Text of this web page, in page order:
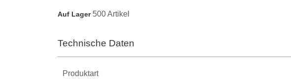
Auf Lager 500 Artikel
Technische Daten
Produktart